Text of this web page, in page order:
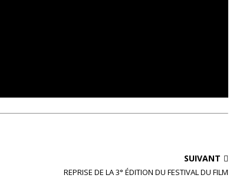
SUIVANT
REPRISE DE LA 3° ÉDITION DU FESTIVAL DU FILM